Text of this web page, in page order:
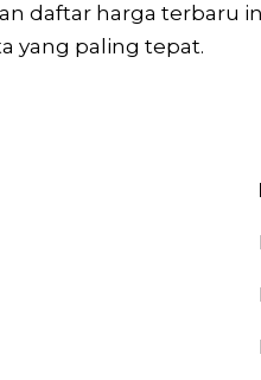
daftar harga terbaru
yang paling tepat.